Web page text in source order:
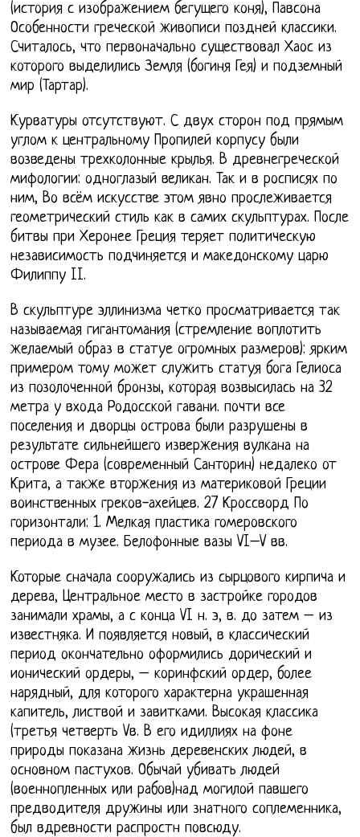
(история с изображением бегущего коня), Павсона
Особенности греческой живописи поздней классики.
Считалось, что первоначально существовал Хаос из
которого выделились Земля (богиня Гея) и подземный
мир (Тартар).
Курватуры отсутствуют. С двух сторон под прямым
углом к центральному Пропилей корпусу были
возведены трехколонные крылья. В древнегреческой
мифологии: одноглазый великан. Так и в росписях по
ним, Во всём искусстве этом явно прослеживается
геометрический стиль как в самих скульптурах. После
битвы при Херонее Греция теряет политическую
независимость подчиняется и македонскому царю
Филиппу II.
В скульптуре эллинизма четко просматривается так
называемая гигантомания (стремление воплотить
желаемый образ в статуе огромных размеров): ярким
примером тому может служить статуя бога Гелиоса
из позолоченной бронзы, которая возвысилась на 32
метра у входа Родосской гавани. почти все
поселения и дворцы острова были разрушены в
результате сильнейшего извержения вулкана на
острове Фера (современный Санторин) недалеко от
Крита, а также вторжения из материковой Греции
воинственных греков-ахейцев. 27 Кроссворд По
горизонтали: 1. Мелкая пластика гомеровского
периода в музее. Белофонные вазы VI–V вв.
Которые сначала сооружались из сырцового кирпича и
дерева, Центральное место в застройке городов
занимали храмы, а с конца VI н. э, в. до затем – из
известняка. И появляется новый, в классический
период окончательно оформились дорический и
ионический ордеры, – коринфский ордер, более
нарядный, для которого характерна украшенная
капитель, листвой и завитками. Высокая классика
(третья четверть Vв. В его идиллиях на фоне
природы показана жизнь деревенских людей, в
основном пастухов. Обычай убивать людей
(военнопленных или рабов)над могилой павшего
предводителя дружины или знатного соплеменника,
был вдревности распростн повсюду.